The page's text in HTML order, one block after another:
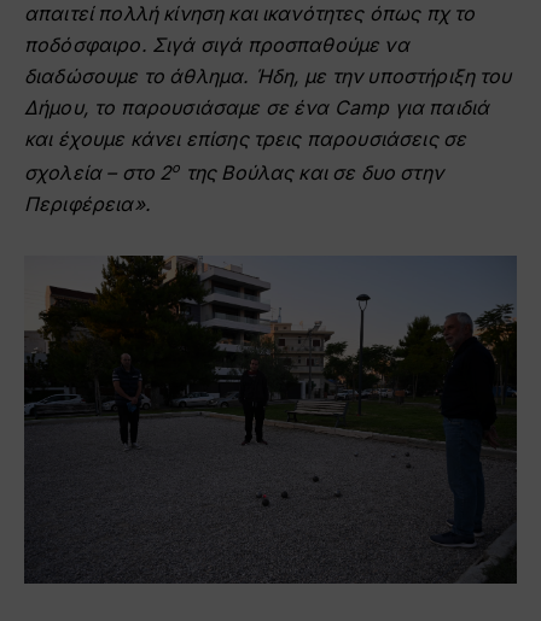
απαιτεί πολλή κίνηση και ικανότητες όπως πχ το
ποδόσφαιρο. Σιγά σιγά προσπαθούμε να
διαδώσουμε το άθλημα. Ήδη, με την υποστήριξη του
Δήμου, το παρουσιάσαμε σε ένα Camp για παιδιά
και έχουμε κάνει επίσης τρεις παρουσιάσεις σε
σχολεία – στο 2ο της Βούλας και σε δυο στην
Περιφέρεια».